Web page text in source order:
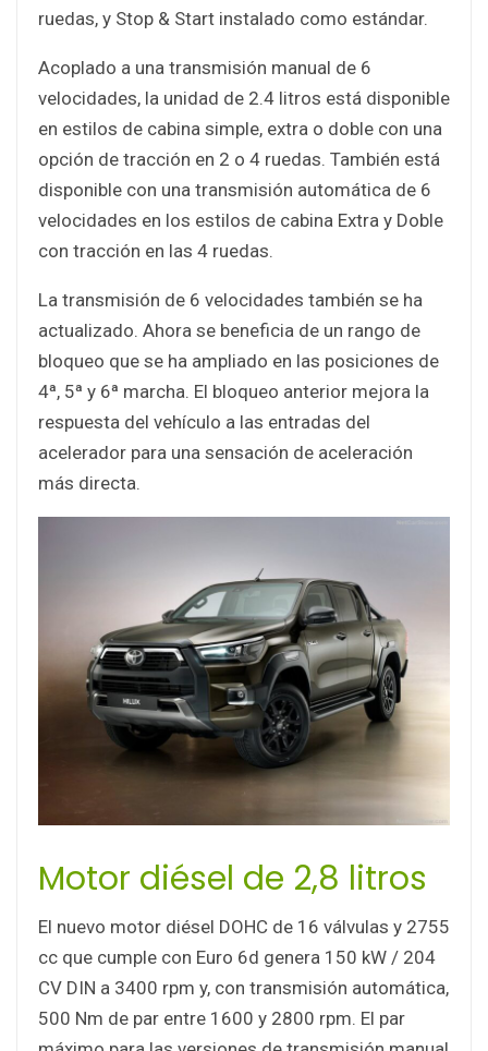
ruedas, y Stop & Start instalado como estándar.
Acoplado a una transmisión manual de 6
velocidades, la unidad de 2.4 litros está disponible
en estilos de cabina simple, extra o doble con una
opción de tracción en 2 o 4 ruedas. También está
disponible con una transmisión automática de 6
velocidades en los estilos de cabina Extra y Doble
con tracción en las 4 ruedas.
La transmisión de 6 velocidades también se ha
actualizado. Ahora se beneficia de un rango de
bloqueo que se ha ampliado en las posiciones de
4ª, 5ª y 6ª marcha. El bloqueo anterior mejora la
respuesta del vehículo a las entradas del
acelerador para una sensación de aceleración
más directa.
Motor diésel de 2,8 litros
El nuevo motor diésel DOHC de 16 válvulas y 2755
cc que cumple con Euro 6d genera 150 kW / 204
CV DIN a 3400 rpm y, con transmisión automática,
500 Nm de par entre 1600 y 2800 rpm. El par